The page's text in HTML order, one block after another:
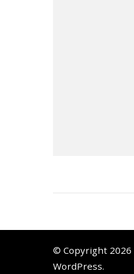
© Copyright 2026
WordPress.